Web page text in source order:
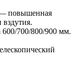
— повышенная
700/800/900 мм.